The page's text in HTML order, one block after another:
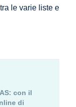
le varie liste e
con il
di